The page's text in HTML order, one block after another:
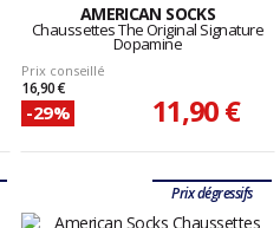
AMERICAN SOCKS
Chaussettes The Original Signature
Dopamine
Prix conseillé
16,90 €
-29% 11,90 €
Prix dégressifs